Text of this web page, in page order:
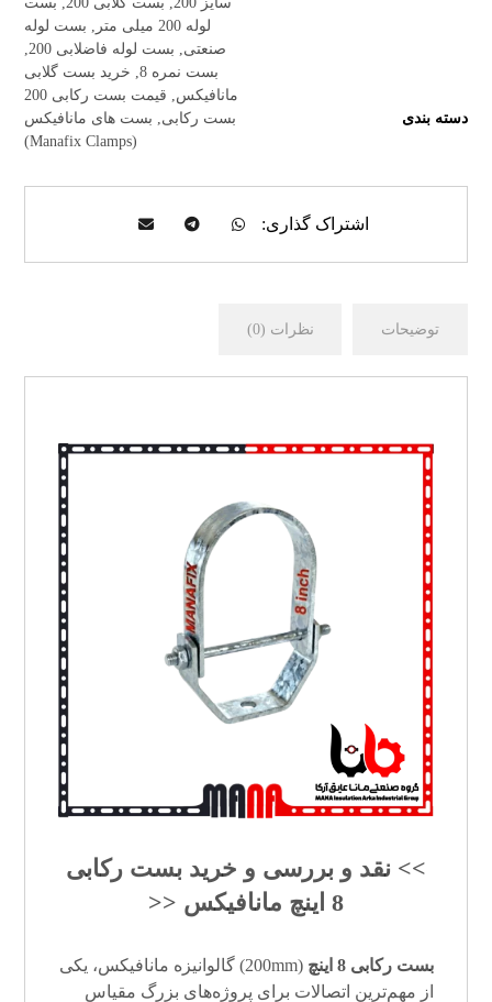
لوله 200 میلی متر
بست لوله
صنعتی
بست لوله فاضلابی 200
بست نمره 8
, خرید بست گلابی
مانافیکس
قیمت بست رکابی 200
دسته بندی
بست رکابی
بست های مانافیکس
(Manafix Clamps)
توضیحات نظرات (0)
>> نقد و بررسی و خرید بست رکابی
8 اینچ
مانافیکس <<
بست رکابی 8 اینچ
(200mm) گالوانیزه مانافیکس، یکی
از مهم‌ترین اتصالات برای پروژه‌های بزرگ مقیاس